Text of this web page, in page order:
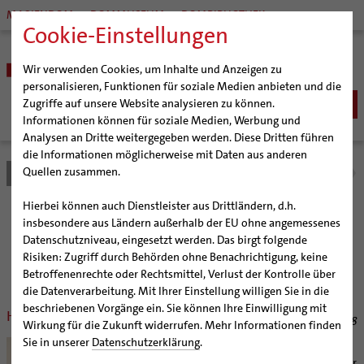
Cookie-Einstellungen
Wir verwenden Cookies, um Inhalte und Anzeigen zu
personalisieren, Funktionen für soziale Medien anbieten und die
Zugriffe auf unsere Website analysieren zu können.
Informationen können für soziale Medien, Werbung und
Analysen an Dritte weitergegeben werden. Diese Dritten führen
die Informationen möglicherweise mit Daten aus anderen
Quellen zusammen.
Hierbei können auch Dienstleister aus Drittländern, d.h.
insbesondere aus Ländern außerhalb der EU ohne angemessenes
Datenschutzniveau, eingesetzt werden. Das birgt folgende
Risiken: Zugriff durch Behörden ohne Benachrichtigung, keine
Betroffenenrechte oder Rechtsmittel, Verlust der Kontrolle über
die Datenverarbeitung. Mit Ihrer Einstellung willigen Sie in die
beschriebenen Vorgänge ein. Sie können Ihre Einwilligung mit
Wirkung für die Zukunft widerrufen. Mehr Informationen finden
Sie in unserer Datenschutzerklärung.
MARIENDOM DOMMUSEUM DOMBIBLIOTHEK
BISTUM
Bischöfe
Weihbischof Dr. Martin Marahrens
Bischof em. Norbert Trelle
Weihbischof em. Bongartz
Weihbischof em. Schwerdtfeger
Weihbischof em. Koitz
Bischof em. Dr. Wüstenberg
Generalvikariat
Gremien
Diözesangericht
Gemeindegremien
Pfarrgemeinden
Hildesheimer Dom
Virtueller Rundgang durch den Dom
Tausendjähriger Rosenstock
Die Hildesheimer Dommusik
Wallfahrten | Pilgern
Termine Wallfahrten und Pilgern
Jakobswege im Bistum Hildesheim
Veranstaltungen
Strategieprozess
Jugend
Bistum Hildesheim
Nachrichtenarchiv
der Bischöflichen Pressestelle Hildesheim (bph)
Hildesheimer Dom als Puzzle 30.07.2018
Wer möchte, kann jetzt sein eigener